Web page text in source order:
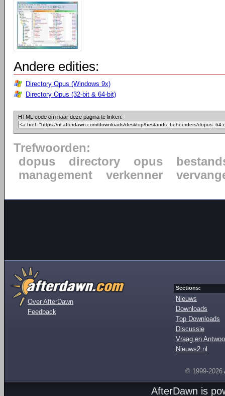
Andere edities:
Directory Opus (Windows 9x)
Directory Opus (32-bit & 64-bit)
HTML code om naar deze pagina te linken:
Trefwoorden:
dopus
directory opus
management
verkenner
Over AfterDawn
Feedback
Sections:
Nieuws
Downloads
Top Downloads
Discussie
Vraag en
Nieuws2.nl
© 1999-2026
AfterDawn is